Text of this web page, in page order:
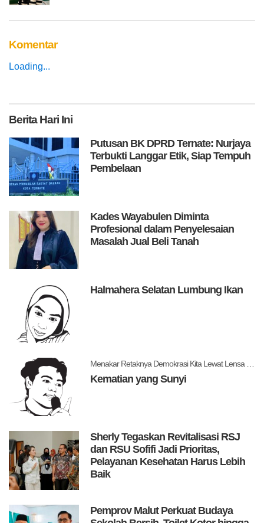
Komentar
Loading...
BeritaHari Ini
Putusan BK DPRD Ternate: Nurjaya
Terbukti Langgar Etik, Siap Tempuh
Pembelaan
Kades Wayabulen Diminta
Profesional dalam Penyelesaian
Masalah Jual Beli Tanah
Halmahera Selatan Lumbung Ikan
Kematian yang Sunyi
Sherly Tegaskan Revitalisasi RSJ
dan RSU Sofifi Jadi Prioritas,
Pelayanan Kesehatan Harus Lebih
Baik
Pemprov Malut Perkuat Budaya